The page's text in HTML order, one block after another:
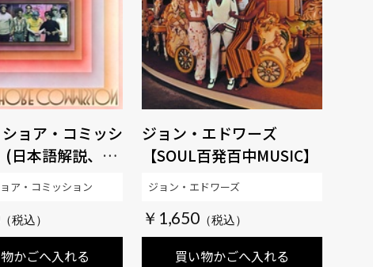
ョア・コミッシ
(日本語解説、歌
産限定盤】
かごへ入れる
ア・コミッション
ジョン・エドワーズ
【SOUL百発百中MUSIC】
￥1,650
買い物かごへ入れる
ジョン・エドワーズ